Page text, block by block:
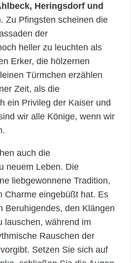
Heringsdorf und
Zu Pfingsten scheinen die
der
heller zu leuchten als
Erker, die hölzernen
Türmchen erzählen
Zeit, als die
ein Privileg der Kaiser und
wir alle Könige, wenn wir
auch die
neuem Leben. Die
liebgewonnene Tradition,
Charme eingebüßt hat. Es
Beruhigendes, den Klängen
lauschen, während im
Rauschen der
Setzen Sie sich auf